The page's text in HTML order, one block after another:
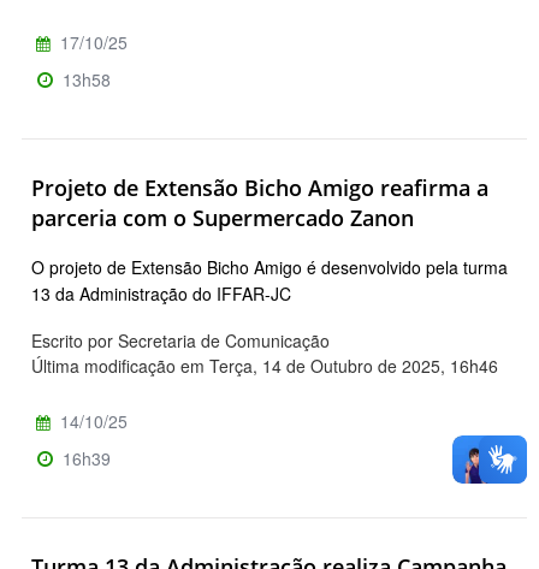
17/10/25
13h58
Projeto de Extensão Bicho Amigo reafirma a
parceria com o Supermercado Zanon
O projeto de Extensão Bicho Amigo é desenvolvido pela turma
13 da Administração do IFFAR-JC
Escrito por Secretaria de Comunicação
Última modificação em Terça, 14 de Outubro de 2025, 16h46
14/10/25
16h39